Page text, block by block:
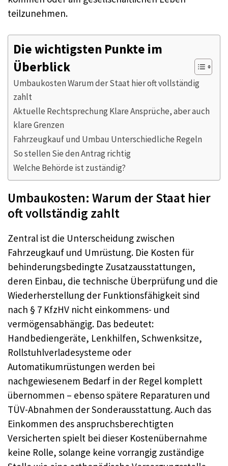
teilzunehmen.
Die wichtigsten Punkte im
Überblick
Umbaukosten Warum der Staat hier oft vollständig
zahlt
Aktuelle Rechtsprechung Klare Ansprüche, aber auch
klare Grenzen
Fahrzeugkauf und Umbau Unterschiedliche Regeln
So stellen Sie den Antrag richtig
Welche Behörde ist zuständig?
Umbaukosten: Warum der Staat hier
oft vollständig zahlt
Zentral ist die Unterscheidung zwischen
Fahrzeugkauf und Umrüstung. Die Kosten für
behinderungsbedingte Zusatzausstattungen,
deren Einbau, die technische Überprüfung und die
Wiederherstellung der Funktionsfähigkeit sind
nach § 7 KfzHV nicht einkommens- und
vermögensabhängig. Das bedeutet:
Handbediengeräte, Lenkhilfen, Schwenksitze,
Rollstuhlverladesysteme oder
Automatikumrüstungen werden bei
nachgewiesenem Bedarf in der Regel komplett
übernommen – ebenso spätere Reparaturen und
TÜV-Abnahmen der Sonderausstattung. Auch das
Einkommen des anspruchsberechtigten
Versicherten spielt bei dieser Kostenübernahme
keine Rolle, solange keine vorrangig zuständige